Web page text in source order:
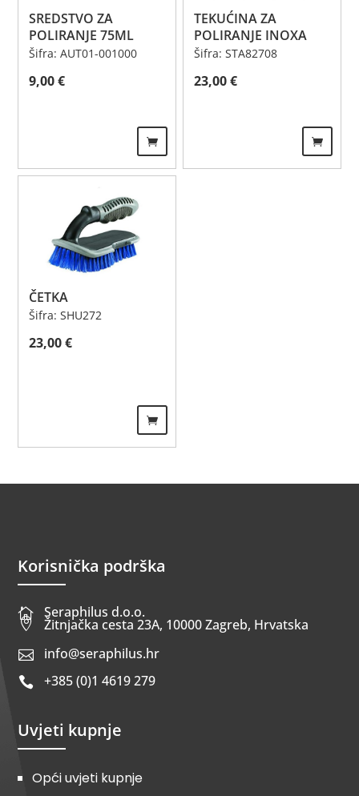
SREDSTVO ZA
POLIRANJE 75ML
Šifra: AUT01-001000
9,00€
TEKUĆINA ZA
POLIRANJE INOXA
Šifra: STA82708
23,00€
ČETKA
Šifra: SHU272
23,00€
Korisnička podrška
 Seraphilus d.o.o.
 Žitnjačka cesta 23A, 10000 Zagreb, Hrvatska
 info@seraphilus.hr
 +385 (0)1 4619 279
Uvjeti kupnje
Opći uvjeti kupnje